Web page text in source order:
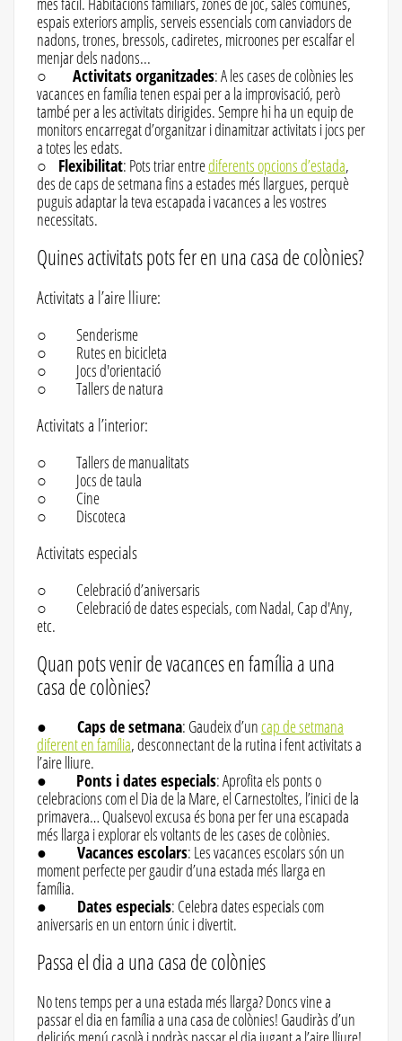
espais exteriors amplis, serveis essencials com canviadors de
nadons, trones, bressols, cadiretes, microones per escalfar el
menjar dels nadons...
○ Activitats organitzades: A les cases de colònies les
vacances en família tenen espai per a la improvisació, però
també per a les activitats dirigides. Sempre hi ha un equip de
monitors encarregat d’organitzar i dinamitzar activitats i jocs per
a totes les edats.
○ Flexibilitat: Pots triar entrediferents opcions d’estada,
des de caps de setmana fins a estades més llargues, perquè
puguis adaptar la teva escapada i vacances a les vostres
necessitats.
Quines activitats pots fer en una casa de colònies?
Activitats a l’aire lliure:
○ Senderisme
○ Rutes en bicicleta
○ Jocs d'orientació
○ Tallers de natura
Activitats a l’interior:
○ Tallers de manualitats
○ Jocs de taula
○ Cine
○ Discoteca
Activitats especials
○ Celebració d’aniversaris
○ Celebració de dates especials, com Nadal, Cap d'Any,
etc.
Quan pots venir de vacances en família a una
casa de colònies?
● Caps de setmana: Gaudeix d’uncap de setmana
diferent en família, desconnectant de la rutina i fent activitats a
l’aire lliure.
● Ponts i dates especials: Aprofita els ponts o
celebracions com el Dia de la Mare, el Carnestoltes, l’inici de la
primavera… Qualsevol excusa és bona per fer una escapada
més llarga i explorar els voltants de les cases de colònies.
●
Vacances escolars: Les vacances escolars són un
moment perfecte per gaudir d’una estada més llarga en
família.
● Dates especials: Celebra dates especials com
aniversaris en un entorn únic i divertit.
Passa el dia a una casa de colònies
No tens temps per a una estada més llarga? Doncs vine a
passar el dia en família a una casa de colònies! Gaudiràs d’un